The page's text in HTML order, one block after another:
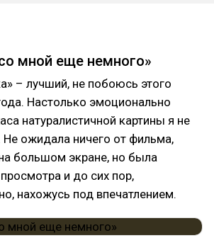
мной еще немного»
– лучший, не побоюсь этого
Настолько эмоционально
натуралистичной картины я не
Не ожидала ничего от фильма,
большом экране, но была
и до сих пор,
нахожусь под впечатлением.